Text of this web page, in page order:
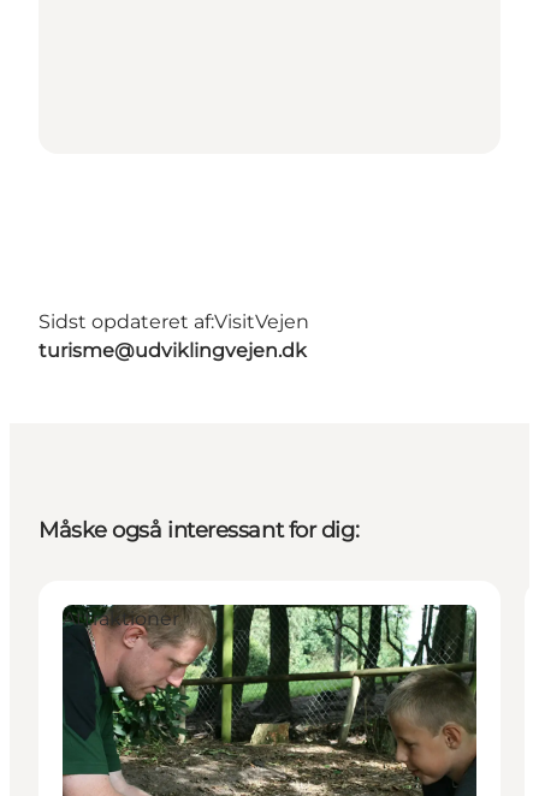
Sidst opdateret af:VisitVejen
turisme@udviklingvejen.dk
Måske også interessant for dig:
Attraktioner